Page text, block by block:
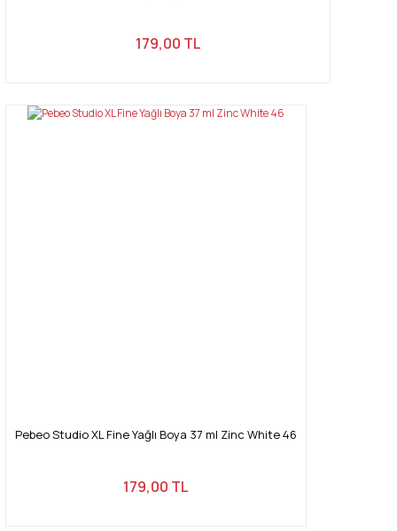
179,00 TL
Pebeo Studio XL Fine Yağlı Boya 37 ml Zinc White 46
179,00 TL